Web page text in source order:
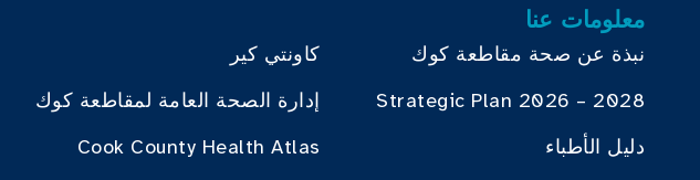
معلومات عنا
نبذة عن صحة مقاطعة كوك
Strategic Plan 2026 – 2028
دليل الأطباء
كاونتي كير
إدارة الصحة العامة لمقاطعة كوك
Cook County Health Atlas